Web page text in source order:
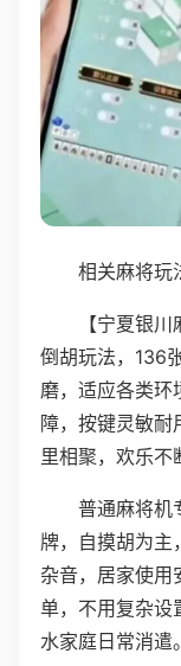
相关麻将玩
【宁夏银
倒胡玩法，136
磨，适应各类环
障，按键灵敏耐
里相聚，欢乐不
普通麻将机
牌，自摸胡为主
杂音，居家使用
单，不用复杂设
水家庭日常消遣。